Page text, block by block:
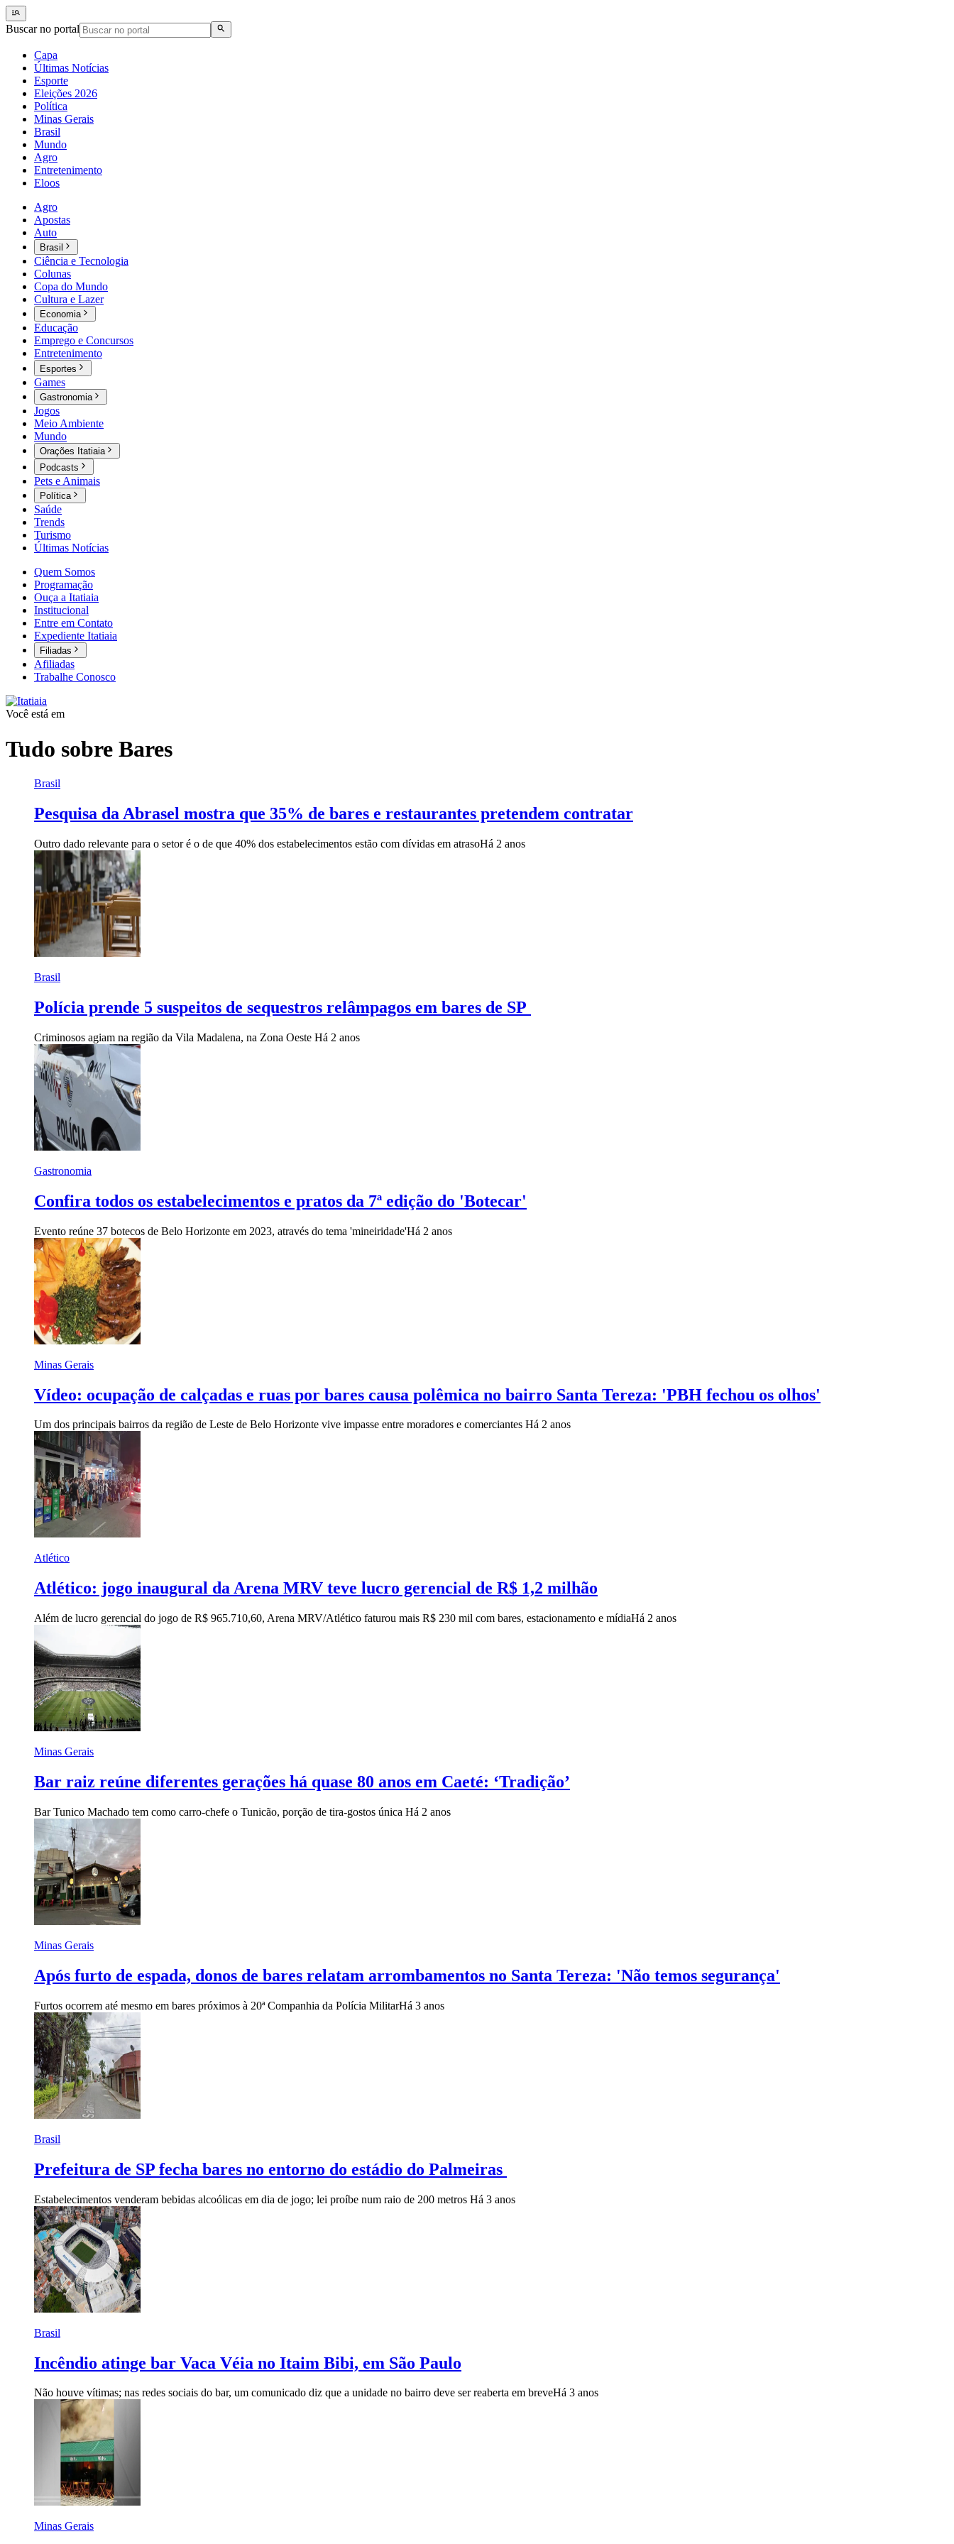
Buscar no portal
Capa
Últimas Notícias
Esporte
Eleições 2026
Política
Minas Gerais
Brasil
Mundo
Agro
Entretenimento
Eloos
Agro
Apostas
Auto
Brasil
Ciência e Tecnologia
Colunas
Copa do Mundo
Cultura e Lazer
Economia
Educação
Emprego e Concursos
Entretenimento
Esportes
Games
Gastronomia
Jogos
Meio Ambiente
Mundo
Orações Itatiaia
Podcasts
Pets e Animais
Política
Saúde
Trends
Turismo
Últimas Notícias
Quem Somos
Programação
Ouça a Itatiaia
Institucional
Entre em Contato
Expediente Itatiaia
Filiadas
Afiliadas
Trabalhe Conosco
Você está em
Tudo sobre Bares
Brasil
Pesquisa da Abrasel mostra que 35% de bares e restaurantes pretendem contratar
Outro dado relevante para o setor é o de que 40% dos estabelecimentos estão com dívidas em atrasoHá 2 anos
Brasil
Polícia prende 5 suspeitos de sequestros relâmpagos em bares de SP
Criminosos agiam na região da Vila Madalena, na Zona Oeste Há 2 anos
Gastronomia
Confira todos os estabelecimentos e pratos da 7ª edição do 'Botecar'
Evento reúne 37 botecos de Belo Horizonte em 2023, através do tema 'mineiridade'Há 2 anos
Minas Gerais
Vídeo: ocupação de calçadas e ruas por bares causa polêmica no bairro Santa Tereza: 'PBH fechou os olhos'
Um dos principais bairros da região de Leste de Belo Horizonte vive impasse entre moradores e comerciantes Há 2 anos
Atlético
Atlético: jogo inaugural da Arena MRV teve lucro gerencial de R$ 1,2 milhão
Além de lucro gerencial do jogo de R$ 965.710,60, Arena MRV/Atlético faturou mais R$ 230 mil com bares, estacionamento e mídiaHá 2 anos
Minas Gerais
Bar raiz reúne diferentes gerações há quase 80 anos em Caeté: ‘Tradição’
Bar Tunico Machado tem como carro-chefe o Tunicão, porção de tira-gostos única Há 2 anos
Minas Gerais
Após furto de espada, donos de bares relatam arrombamentos no Santa Tereza: 'Não temos segurança'
Furtos ocorrem até mesmo em bares próximos à 20ª Companhia da Polícia MilitarHá 3 anos
Brasil
Prefeitura de SP fecha bares no entorno do estádio do Palmeiras
Estabelecimentos venderam bebidas alcoólicas em dia de jogo; lei proíbe num raio de 200 metros Há 3 anos
Brasil
Incêndio atinge bar Vaca Véia no Itaim Bibi, em São Paulo
Não houve vítimas; nas redes sociais do bar, um comunicado diz que a unidade no bairro deve ser reaberta em breveHá 3 anos
Minas Gerais